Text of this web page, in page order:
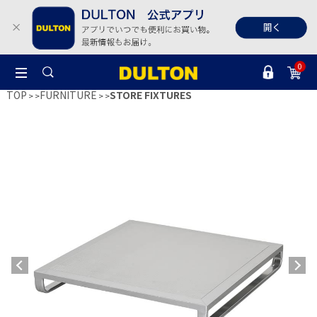
0
TOP >FURNITURE >STORE FIXTURES